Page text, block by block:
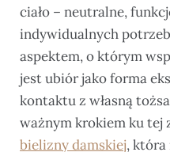
ciało – neutralne,
indywidualnych
aspektem, o którym
jest ubiór jako forma
kontaktu z własną
ważnym krokiem ku tej
bielizny damskiej, która